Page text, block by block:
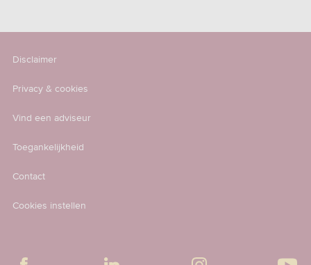
Disclaimer
Privacy & cookies
Vind een adviseur
Toegankelijkheid
Contact
Cookies instellen